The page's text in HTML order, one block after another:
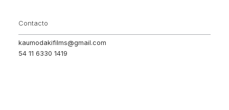
Contacto
kaumodakifilms@gmail.com
54 11 6330 1419